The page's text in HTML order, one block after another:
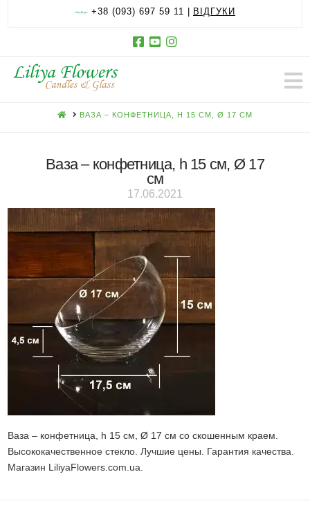
+38 (093) 697 59 11 | ВІДГУКИ
HOMEВАЗА – КОНФЕТНИЦА, H 15 СМ, Ø 17 СМ
Ваза – конфетница, h 15 см, Ø 17
см
17.06.2021
Ваза – конфетница, h 15 см, Ø 17 см со скошенным краем.
Высококачественное стекло. Лучшие цены. Гарантия качества.
Магазин LiliyaFlowers.com.ua.